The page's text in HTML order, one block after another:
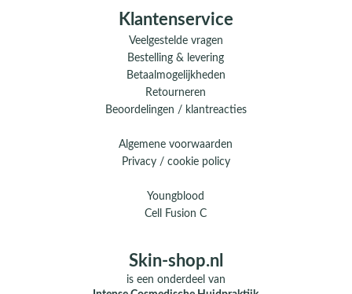
Klantenservice
Veelgestelde vragen
Bestelling & levering
Betaalmogelijkheden
Retourneren
Beoordelingen / klantreacties
Algemene voorwaarden
Privacy / cookie policy
Youngblood
Cell Fusion C
Skin-shop.nl
is een onderdeel van